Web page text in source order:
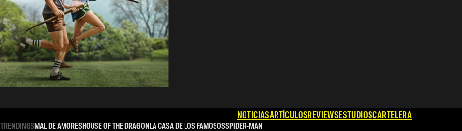
NOTICIASARTÍCULOSREVIEWSESTUDIOSCARTELERA
TRENDINGSMAL DE AMORESHOUSE OF THE DRAGONLA CASA DE LOS FAMOSOSSPIDER-MAN